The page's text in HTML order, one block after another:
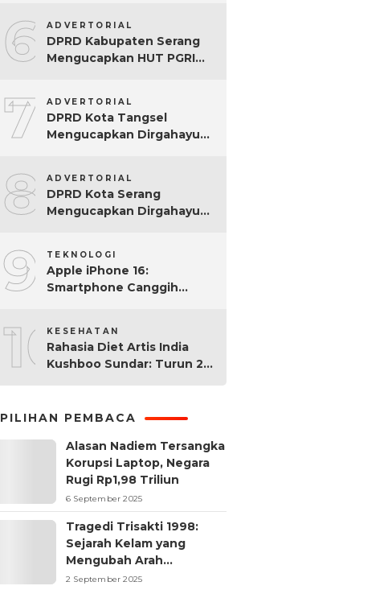
6 ADVERTORIAL
DPRD Kabupaten Serang
Mengucapkan HUT PGRI
7 ADVERTORIAL
DPRD Kota Tangsel
Mengucapkan Dirgahayu
8 ADVERTORIAL
DPRD Kota Serang
Mengucapkan Dirgahayu
9 TEKNOLOGI
Apple iPhone 16:
Smartphone Canggih
10KESEHATAN
Rahasia Diet Artis India
Kushboo Sundar: Turun 20
PILIHAN PEMBACA
Alasan Nadiem Tersangka
Korupsi Laptop, Negara
Rugi Rp1,98 Triliun
6 September 2025
Tragedi Trisakti 1998:
Sejarah Kelam yang
Mengubah Arah
Reformasi Indonesia
2 September 2025